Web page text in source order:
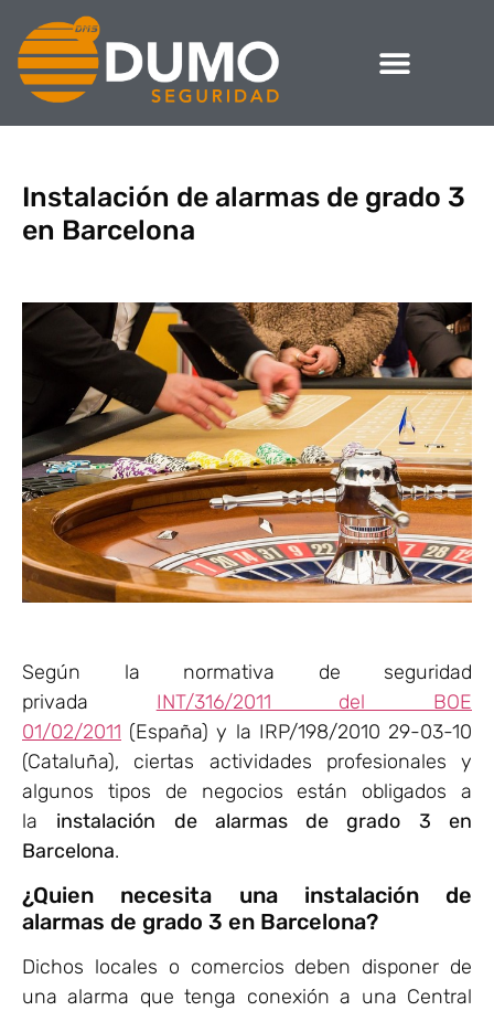
Instalación de alarmas de grado 3
en Barcelona
Según la normativa de seguridad
privada INT/316/2011 del BOE
01/02/2011 (España) y la IRP/198/2010 29-03-10
(Cataluña), ciertas actividades profesionales y
algunos tipos de negocios están obligados a
la instalación de alarmas de grado 3 en
Barcelona.
¿Quien necesita una instalación de
alarmas de grado 3 en Barcelona?
Dichos locales o comercios deben disponer de
una alarma que tenga conexión a una Central